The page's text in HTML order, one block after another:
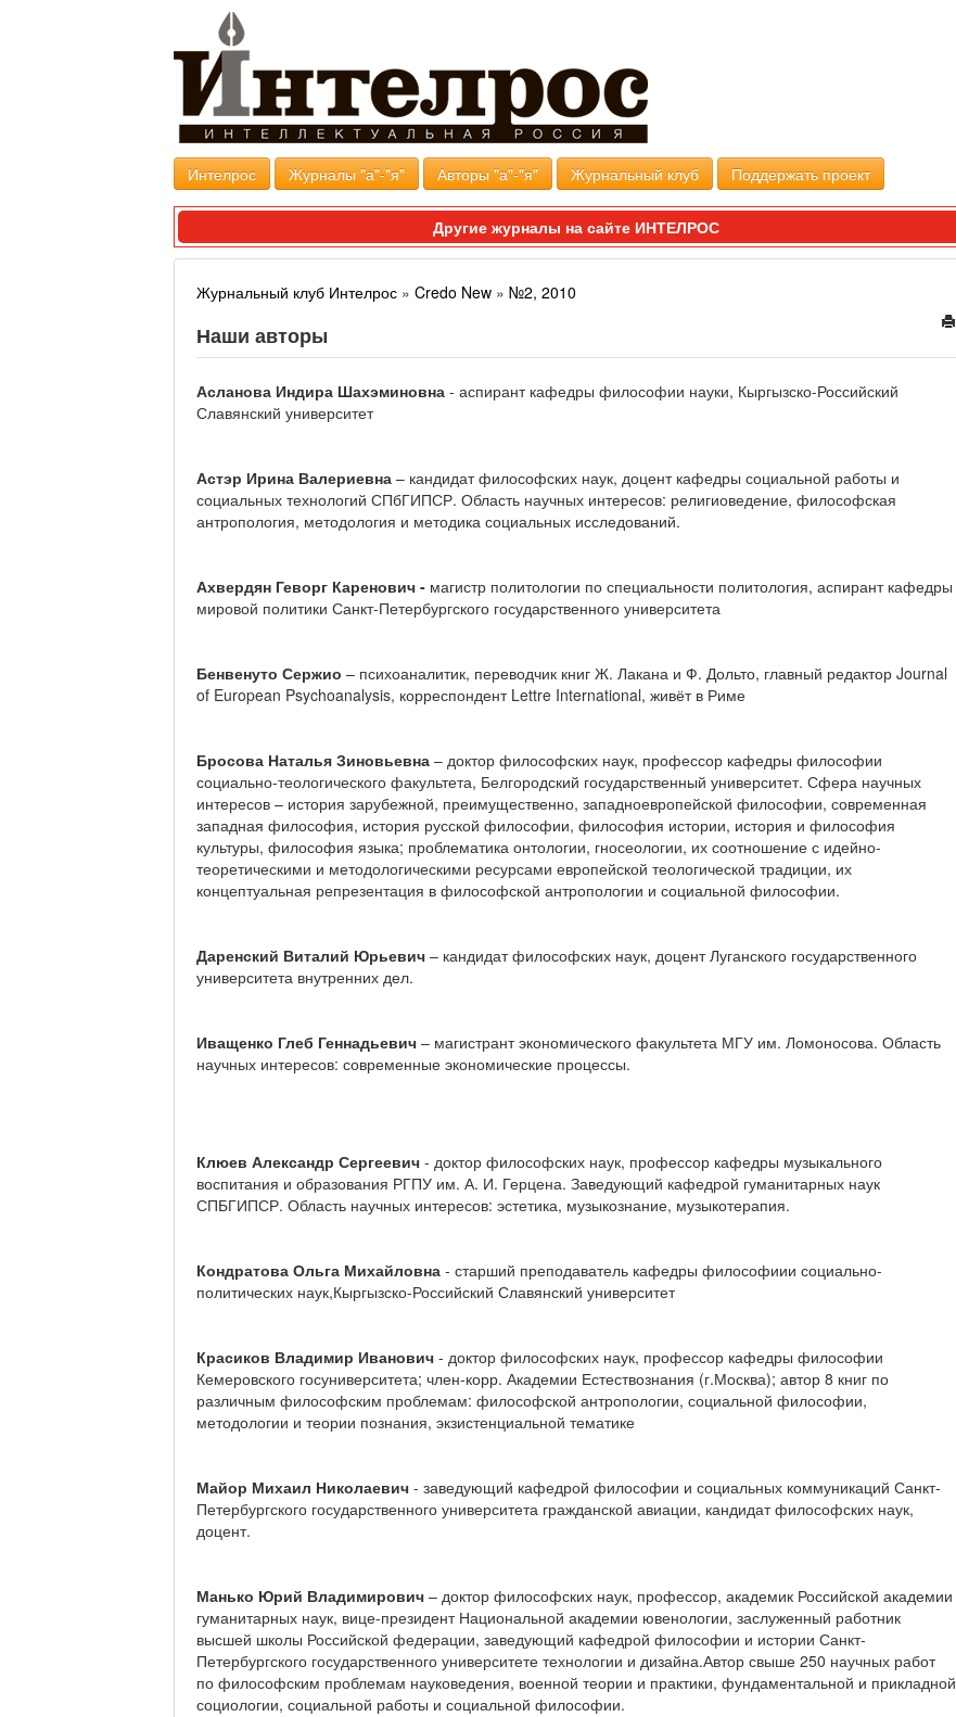
Интелрос Журналы "а"-"я" Авторы "а"-"я" Журнальный клуб Поддержать проект
Другие журналы на сайте ИНТЕЛРОС
Журнальный клуб Интелрос » Credo New » №2, 2010
Наши авторы
Асланова Индира Шахэминовна - аспирант кафедры философии науки, Кыргызско-Российский
Славянский университет
Астэр Ирина Валериевна – кандидат философских наук, доцент кафедры социальной работы и
социальных технологий СПбГИПСР. Область научных интересов: религиоведение, философская
антропология, методология и методика социальных исследований.
Ахвердян Геворг Каренович - магистр политологии по специальности политология, аспирант кафедры
мировой политики Санкт-Петербургского государственного университета
Бенвенуто Сержио – психоаналитик, переводчик книг Ж. Лакана и Ф. Дольто, главный редактор Journal
of European Psychoanalysis, корреспондент Lettre International, живёт в Риме
Бросова Наталья Зиновьевна – доктор философских наук, профессор кафедры философии
социально-теологического факультета, Белгородский государственный университет. Сфера научных
интересов – история зарубежной, преимущественно, западноевропейской философии, современная
западная философия, история русской философии, философия истории, история и философия
культуры, философия языка; проблематика онтологии, гносеологии, их соотношение с идейно-
теоретическими и методологическими ресурсами европейской теологической традиции, их
концептуальная репрезентация в философской антропологии и социальной философии.
Даренский Виталий Юрьевич – кандидат философских наук, доцент Луганского государственного
университета внутренних дел.
Иващенко Глеб Геннадьевич – магистрант экономического факультета МГУ им. Ломоносова. Область
научных интересов: современные экономические процессы.
Клюев Александр Сергеевич - доктор философских наук, профессор кафедры музыкального
воспитания и образования РГПУ им. А. И. Герцена. Заведующий кафедрой гуманитарных наук
СПБГИПСР. Область научных интересов: эстетика, музыкознание, музыкотерапия.
Кондратова Ольга Михайловна - старший преподаватель кафедры философиии социально-
политических наук,Кыргызско-Российский Славянский университет
Красиков Владимир Иванович - доктор философских наук, профессор кафедры философии
Кемеровского госуниверситета; член-корр. Академии Естествознания (г.Москва); автор 8 книг по
различным философским проблемам: философской антропологии, социальной философии,
методологии и теории познания, экзистенциальной тематике
Майор Михаил Николаевич - заведующий кафедрой философии и социальных коммуникаций Санкт-
Петербургского государственного университета гражданской авиации, кандидат философских наук,
доцент.
Манько Юрий Владимирович – доктор философских наук, профессор, академик Российской академии
гуманитарных наук, вице-президент Национальной академии ювенологии, заслуженный работник
высшей школы Российской федерации, заведующий кафедрой философии и истории Санкт-
Петербургского государственного университете технологии и дизайна.Автор свыше 250 научных работ
по философским проблемам науковедения, военной теории и практики, фундаментальной и прикладной
социологии, социальной работы и социальной философии.